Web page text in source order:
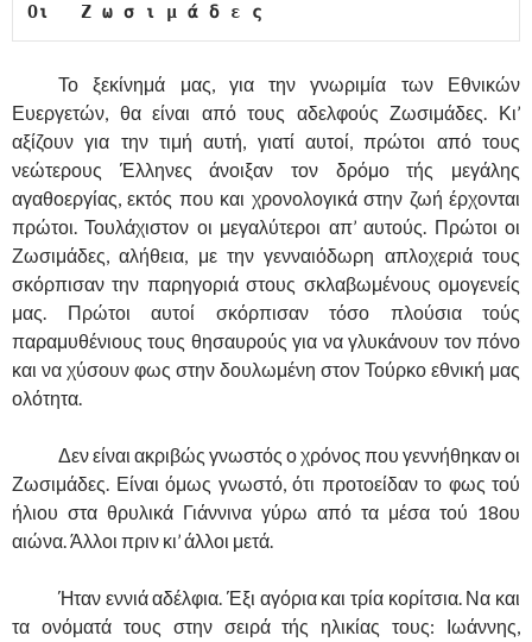
Oι   Ζ ω σ ι μ ά δ ε ς
Το ξεκίνημά μας, για την γνωριμία των Εθνικών
Ευεργετών, θα είναι από τους αδελφούς Ζωσιμάδες. Κι’
αξίζουν για την τιμή αυτή, γιατί αυτοί, πρώτοι από τους
νεώτερους Έλληνες άνοιξαν τον δρόμο τής μεγάλης
αγαθοεργίας, εκτός που και χρονολογικά στην ζωή έρχονται
πρώτοι. Τουλάχιστον οι μεγαλύτεροι απ’ αυτούς. Πρώτοι οι
Ζωσιμάδες, αλήθεια, με την γενναιόδωρη απλοχεριά τους
σκόρπισαν την παρηγοριά στους σκλαβωμένους ομογενείς
μας. Πρώτοι αυτοί σκόρπισαν τόσο πλούσια τούς
παραμυθένιους τους θησαυρούς για να γλυκάνουν τον πόνο
και να χύσουν φως στην δουλωμένη στον Τούρκο εθνική μας
ολότητα.
Δεν είναι ακριβώς γνωστός ο χρόνος που γεννήθηκαν οι
Ζωσιμάδες. Είναι όμως γνωστό, ότι προτοείδαν το φως τού
ήλιου στα θρυλικά Γιάννινα γύρω από τα μέσα τού 18ου
αιώνα. Άλλοι πριν κι’ άλλοι μετά.
Ήταν εννιά αδέλφια. Έξι αγόρια και τρία κορίτσια. Να και
τα ονόματά τους στην σειρά τής ηλικίας τους: Ιωάννης,